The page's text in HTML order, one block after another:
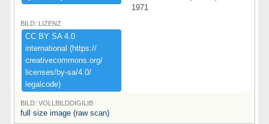
1971
BILD: LIZENZ
CC ​BY ​SA ​4.​0 ​
international ​(​https:​/​/​
creativecommons.​org/​
licenses/​by-​sa/​4.​0/​
legalcode)​
BILD: VOLLBILDDIGILIB
full size image (raw scan)